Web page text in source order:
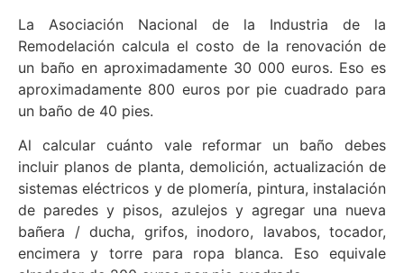
La Asociación Nacional de la Industria de la
Remodelación calcula el costo de la renovación de
un baño en aproximadamente 30 000 euros. Eso es
aproximadamente 800 euros por pie cuadrado para
un baño de 40 pies.
Al calcular cuánto vale reformar un baño debes
incluir planos de planta, demolición, actualización de
sistemas eléctricos y de plomería, pintura, instalación
de paredes y pisos, azulejos y agregar una nueva
bañera / ducha, grifos, inodoro, lavabos, tocador,
encimera y torre para ropa blanca. Eso equivale